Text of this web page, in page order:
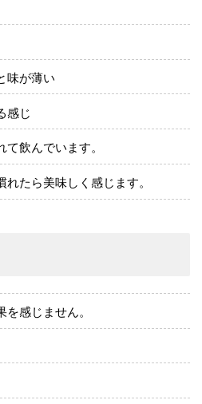
味が薄い
感じ
飲んでいます。
たら美味しく感じます。
を感じません。